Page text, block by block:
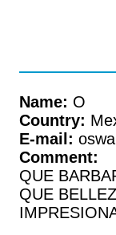
Name: O
Country:
E-mail:
Comment:
QUE
QUE